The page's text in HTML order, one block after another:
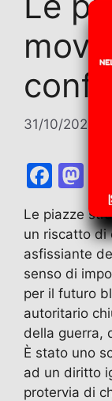
31/10/2025
F
a
c
e
b
o
o
k
st
o
d
o
n
Le piazze
un riscatto di
asfissiante
senso di
per il futuro
autoritario
della guerra,
È stato uno
ad un diritto
protervia di